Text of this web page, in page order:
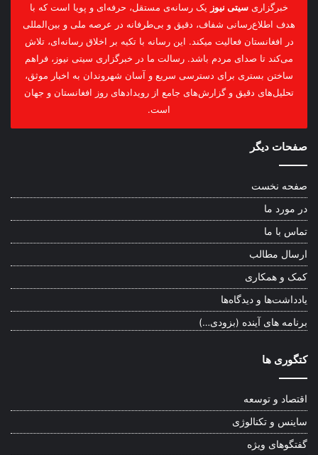
خبرگزاری سیتی نیوز یک رسانه‌ی مستقل، حرفه‌ای و پویا است که با
هدف اطلاع‌رسانی شفاف، دقیق و بی‌طرفانه در عرصه ملی و بین‌المللی
در افغانستان فعالیت میکند. این رسانه با تکیه بر اخلاق رسانه‌ای، تلاش
می‌کند تا صدای مردم باشد. رسالت ما در خبرگزاری سیتی نیوز، فراهم
ساختن بستری برای دسترسی سریع و آسان شهروندان به اخبار موثق،
تحلیل‌های دقیق و گزارش‌های جامع از رویدادهای روز افغانستان و جهان
است.
صفحات دیگر
صفحه نخست
در مورد ما
تماس با ما
ارسال مطالب
کمک و همکاری
یادداشت‌ها و دیدگاه‌ها
برنامه های آینده (بزودی…)
کتگوری ها
اقتصاد و توسعه
ساینس و تکنالوژی
گفتگوهای ویژه